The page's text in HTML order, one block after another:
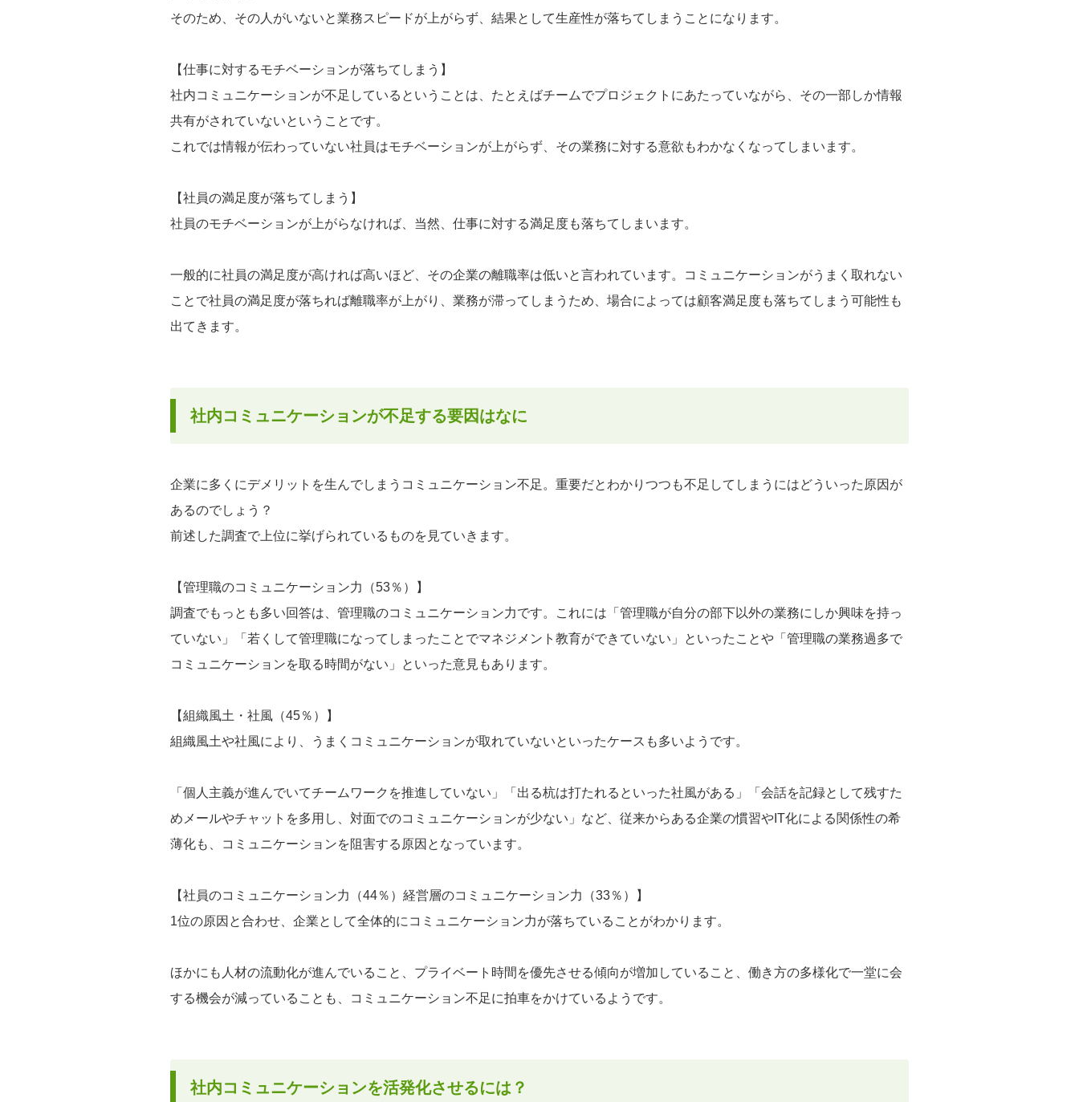
そのため、その人がいないと業務スピードが上がらず、結果として生産性が落ちてしまうことになります。
【仕事に対するモチベーションが落ちてしまう】
社内コミュニケーションが不足しているということは、たとえばチームでプロジェクトにあたっていながら、その一部しか情報
共有がされていないということです。
これでは情報が伝わっていない社員はモチベーションが上がらず、その業務に対する意欲もわかなくなってしまいます。
【社員の満足度が落ちてしまう】
社員のモチベーションが上がらなければ、当然、仕事に対する満足度も落ちてしまいます。
一般的に社員の満足度が高ければ高いほど、その企業の離職率は低いと言われています。コミュニケーションがうまく取れない
ことで社員の満足度が落ちれば離職率が上がり、業務が滞ってしまうため、場合によっては顧客満足度も落ちてしまう可能性も
出てきます。
社内コミュニケーションが不足する要因はなに
企業に多くにデメリットを生んでしまうコミュニケーション不足。重要だとわかりつつも不足してしまうにはどういった原因が
あるのでしょう？
前述した調査で上位に挙げられているものを見ていきます。
【管理職のコミュニケーション力（53％）】
調査でもっとも多い回答は、管理職のコミュニケーション力です。これには「管理職が自分の部下以外の業務にしか興味を持っ
ていない」「若くして管理職になってしまったことでマネジメント教育ができていない」といったことや「管理職の業務過多で
コミュニケーションを取る時間がない」といった意見もあります。
【組織風土・社風（45％）】
組織風土や社風により、うまくコミュニケーションが取れていないといったケースも多いようです。
「個人主義が進んでいてチームワークを推進していない」「出る杭は打たれるといった社風がある」「会話を記録として残すた
めメールやチャットを多用し、対面でのコミュニケーションが少ない」など、従来からある企業の慣習やIT化による関係性の希
薄化も、コミュニケーションを阻害する原因となっています。
【社員のコミュニケーション力（44％）経営層のコミュニケーション力（33％）】
1位の原因と合わせ、企業として全体的にコミュニケーション力が落ちていることがわかります。
ほかにも人材の流動化が進んでいること、プライベート時間を優先させる傾向が増加していること、働き方の多様化で一堂に会
する機会が減っていることも、コミュニケーション不足に拍車をかけているようです。
社内コミュニケーションを活発化させるには？